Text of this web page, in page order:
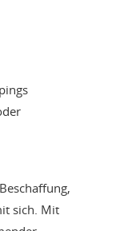
sich. Mit